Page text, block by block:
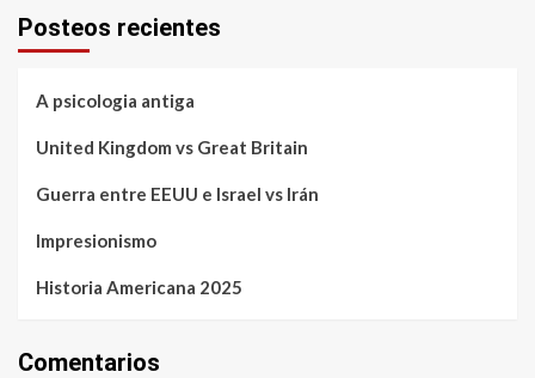
Posteos recientes
A psicologia antiga
United Kingdom vs Great Britain
Guerra entre EEUU e Israel vs Irán
Impresionismo
Historia Americana 2025
Comentarios